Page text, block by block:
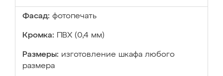
Фасад: фотопечать
Кромка: ПВХ (0,4 мм)
Размеры: изготовление шкафа любого
размера